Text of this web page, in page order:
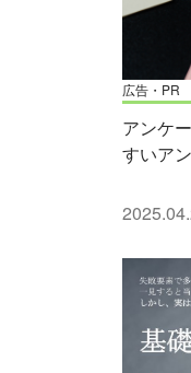
広告・PR
アンケ
すいア